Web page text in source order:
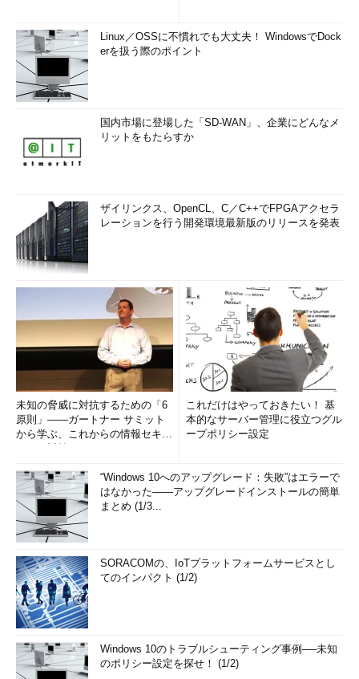
Linux／OSSに不慣れでも大丈夫！ WindowsでDock
erを扱う際のポイント
国内市場に登場した「SD-WAN」、企業にどんなメ
リットをもたらすか
ザイリンクス、OpenCL、C／C++でFPGAアクセラ
レーションを行う開発環境最新版のリリースを発表
未知の脅威に対抗するための「6
原則」――ガートナー サミット
から学ぶ、これからの情報セキュ
これだけはやっておきたい！ 基
本的なサーバー管理に役立つグル
ープポリシー設定
“Windows 10へのアップグレード：失敗”はエラーで
はなかった――アップグレードインストールの簡単
まとめ (1/3...
SORACOMの、IoTプラットフォームサービスとし
てのインパクト (1/2)
Windows 10のトラブルシューティング事例──未知
のポリシー設定を探せ！ (1/2)